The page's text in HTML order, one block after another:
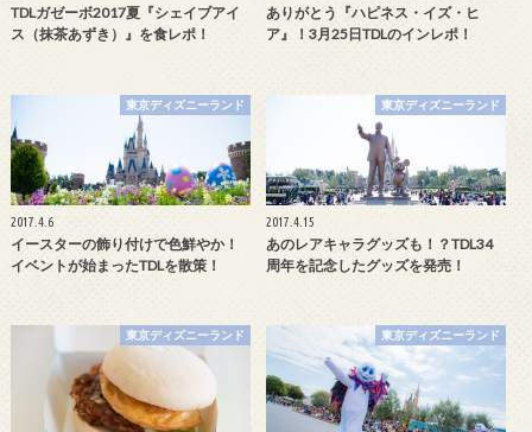
TDLガゼーボ2017夏『シェイブアイ
ス（抹茶あずき）』を食レポ！
ありがとう『ハピネス・イズ・ヒ
ア』！3月25日TDLのインレポ！
東京ディズニーランド
2017.4.6
イースターの飾り付けで色鮮やか！
イベントが始まったTDLを散策！
東京ディズニーランド
2017.4.15
あのレアキャラグッズも！？TDL34
周年を記念したグッズを発売！
東京ディズニーランド 東京ディズニーランド